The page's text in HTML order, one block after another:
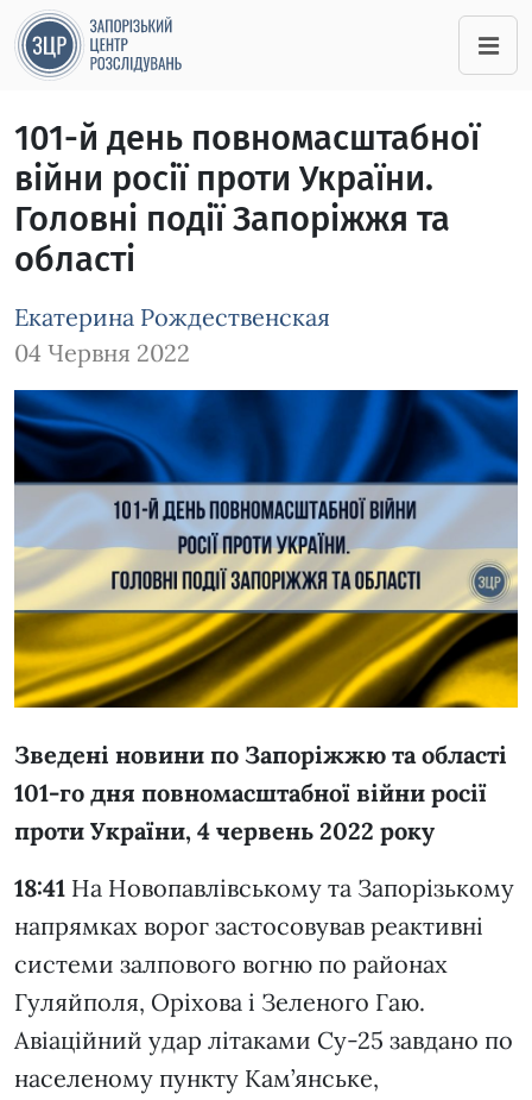
101-й день повномасштабної
війни росії проти України.
Головні події Запоріжжя та
області
Екатерина Рождественская
04 Червня 2022
Зображення завантажується
Зведені новини по Запоріжжю та області
101-го дня повномасштабної війни росії
проти України, 4 червень 2022 року
18:41 На Новопавлівському та Запорізькому
напрямках ворог застосовував реактивні
системи залпового вогню по районах
Гуляйполя, Оріхова і Зеленого Гаю.
Авіаційний удар літаками Су-25 завдано по
населеному пункту Кам’янське,